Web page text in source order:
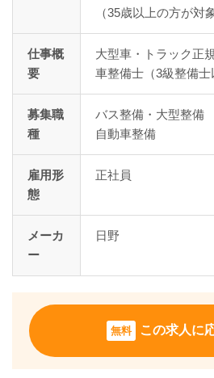
（35歳以上の方が対象
仕事概
要
大型車・トラック正
車整備士（3級整備士
募集職
種
バス整備・大型整備
自動車整備
雇用形
態
正社員
メーカ
ー
日野
無料 この求人に